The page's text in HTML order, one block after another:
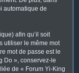
automatique de
afin qu’il soit
utiliser le même mot
mot de passe est le
Do », conservez-le
de « Forum Yi-King